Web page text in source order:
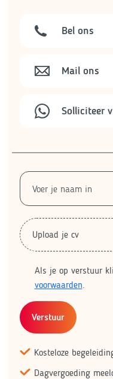
Bel ons
Mail ons
Solliciteer
Upload je cv
Als je op verstuur
voorwaarden.
Verstuur
Kosteloze
Dagvergoeding